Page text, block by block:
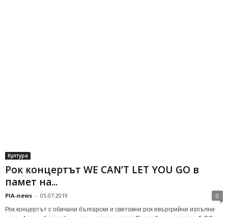
Култура
Рок концертът WE CAN’T LET YOU GO в
памет на...
PIA-news - 05.07.2019 0
Рок концертът с обичани български и световни рок евъргрийни изпълни